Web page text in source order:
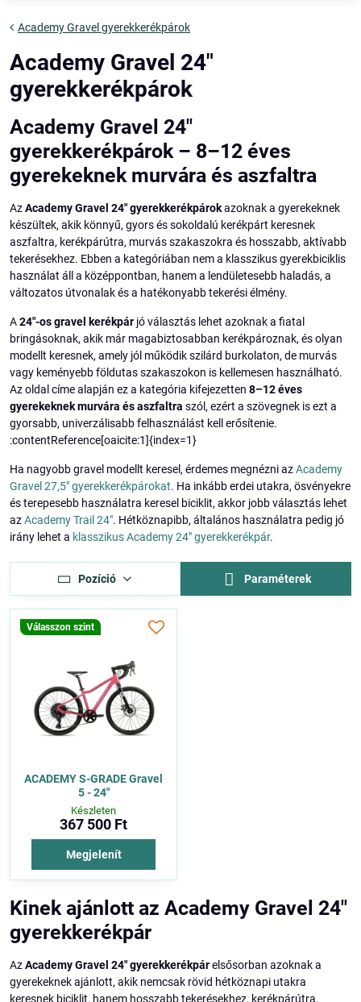
Academy Gravel gyerekkerékpárok
Academy Gravel 24"
gyerekkerékpárok
Academy Gravel 24"
gyerekkerékpárok – 8–12 éves
gyerekeknek murvára és aszfaltra
AzAcademy Gravel 24" gyerekkerékpárokazoknak a gyerekeknek
készültek, akik könnyű, gyors és sokoldalú kerékpárt keresnek
aszfaltra, kerékpárútra, murvás szakaszokra és hosszabb, aktívabb
tekerésekhez. Ebben a kategóriában nem a klasszikus gyerekbiciklis
használat áll a középpontban, hanem a lendületesebb haladás, a
változatos útvonalak és a hatékonyabb tekerési élmény.
A24"-os gravel kerékpár jó választás lehet azoknak a fiatal
bringásoknak, akik már magabiztosabban kerékpároznak, és olyan
modellt keresnek, amely jól működik szilárd burkolaton, de murvás
vagy keményebb földutas szakaszokon is kellemesen használható.
Az oldal címe alapján ez a kategória kifejezetten 8–12 éves
gyerekeknek murvára és aszfaltra szól, ezért a szövegnek is ezt a
gyorsabb, univerzálisabb felhasználást kell erősítenie.
:contentReference[oaicite:1]{index=1}
Ha nagyobb gravel modellt keresel, érdemes megnézni azAcademy
Gravel 27,5" gyerekkerékpárokat. Ha inkább erdei utakra, ösvényekre
és terepesebb használatra keresel biciklit, akkor jobb választás lehet
azAcademy Trail 24". Hétköznapibb, általános használatra pedig jó
irány lehet a klasszikus Academy 24" gyerekkerékpár.
Pozíció Paraméterek
Válasszon szint
ACADEMY S-GRADE Gravel
5 - 24"
Készleten
367 500 Ft
Megjelenít
Kinek ajánlott az Academy Gravel 24"
gyerekkerékpár
AzAcademy Gravel 24" gyerekkerékpárelsősorban azoknak a
gyerekeknek ajánlott, akik nemcsak rövid hétköznapi utakra
keresnek biciklit, hanem hosszabb tekerésekhez, kerékpárútra,